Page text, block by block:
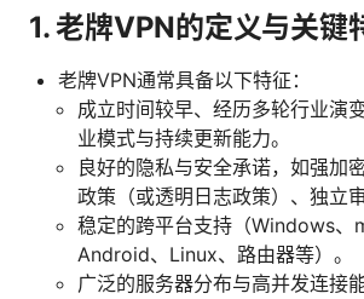
1. 老牌VPN的定义与关键
老牌VPN通常具备以下特征：
成立时间较早、经历多轮行业演
业模式与持续更新能力。
良好的隐私与安全承诺，如强加
政策（或透明日志政策）、独立
稳定的跨平台支持（Windows、
Android、Linux、路由器等）。
广泛的服务器分布与高并发连接